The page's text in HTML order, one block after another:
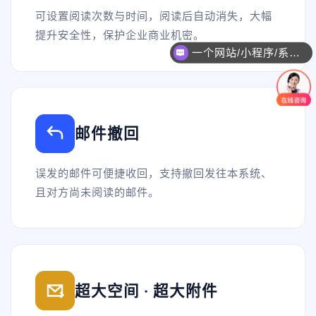
可设置阅读次数与时间，阅读后自动消失，大幅
提升安全性，保护企业商业机密。
邮件撤回
误发的邮件可便捷收回，支持撤回发往本系统、
且对方尚未阅读的邮件。
超大空间 · 超大附件
开发周期一般多久？能否加急？